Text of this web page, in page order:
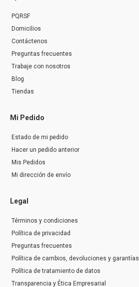
PQRSF
Domicilios
Contáctenos
Preguntas frecuentes
Trabaje con nosotros
Blog
Tiendas
Mi Pedido
Estado de mi pedido
Hacer un pedido anterior
Mis Pedidos
Mi dirección de envío
Legal
Términos y condiciones
Política de privacidad
Preguntas frecuentes
Política de cambios, devoluciones y garantías
Política de tratamiento de datos
Transparencia y Ética Empresarial